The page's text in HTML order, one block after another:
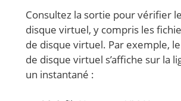
Consultez la sortie pour vérifier
disque virtuel, y compris les
de disque virtuel. Par exemple,
de disque virtuel s’affiche sur la
un instantané :